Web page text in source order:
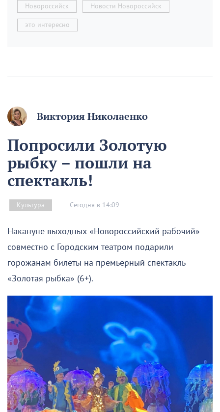
Новороссийск Новости Новороссийск
это интересно
Виктория Николаенко
Попросили Золотую
рыбку – пошли на
спектакль!
Культура Сегодня в 14:09
Накануне выходных «Новороссийский рабочий»
совместно с Городским театром подарили
горожанам билеты на премьерный спектакль
«Золотая рыбка» (6+).